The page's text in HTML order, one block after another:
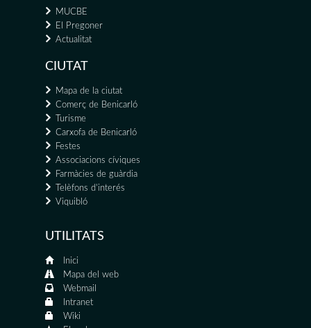
MUCBE
El Pregoner
Actualitat
CIUTAT
Mapa de la ciutat
Comerç de Benicarló
Turisme
Carxofa de Benicarló
Festes
Associacions cíviques
Farmàcies de guàrdia
Telèfons d'interés
Viquibló
UTILITATS
Inici
Mapa del web
Webmail
Intranet
Wiki